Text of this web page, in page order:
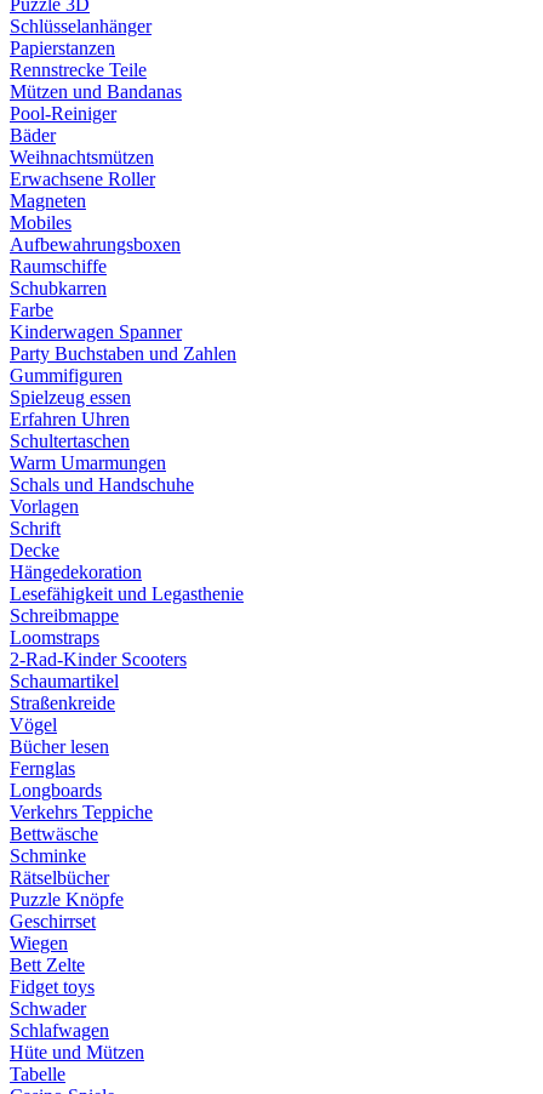
Puzzle 3D
Schlüsselanhänger
Papierstanzen
Rennstrecke Teile
Mützen und Bandanas
Pool-Reiniger
Bäder
Weihnachtsmützen
Erwachsene Roller
Magneten
Mobiles
Aufbewahrungsboxen
Raumschiffe
Schubkarren
Farbe
Kinderwagen Spanner
Party Buchstaben und Zahlen
Gummifiguren
Spielzeug essen
Erfahren Uhren
Schultertaschen
Warm Umarmungen
Schals und Handschuhe
Vorlagen
Schrift
Decke
Hängedekoration
Lesefähigkeit und Legasthenie
Schreibmappe
Loomstraps
2-Rad-Kinder Scooters
Schaumartikel
Straßenkreide
Vögel
Bücher lesen
Fernglas
Longboards
Verkehrs Teppiche
Bettwäsche
Schminke
Rätselbücher
Puzzle Knöpfe
Geschirrset
Wiegen
Bett Zelte
Fidget toys
Schwader
Schlafwagen
Hüte und Mützen
Tabelle